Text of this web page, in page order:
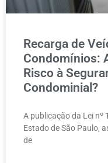
Recarga de
Condomínios:
Risco à
Condominial?
A publicação da Lei
Estado de São Paulo,
de